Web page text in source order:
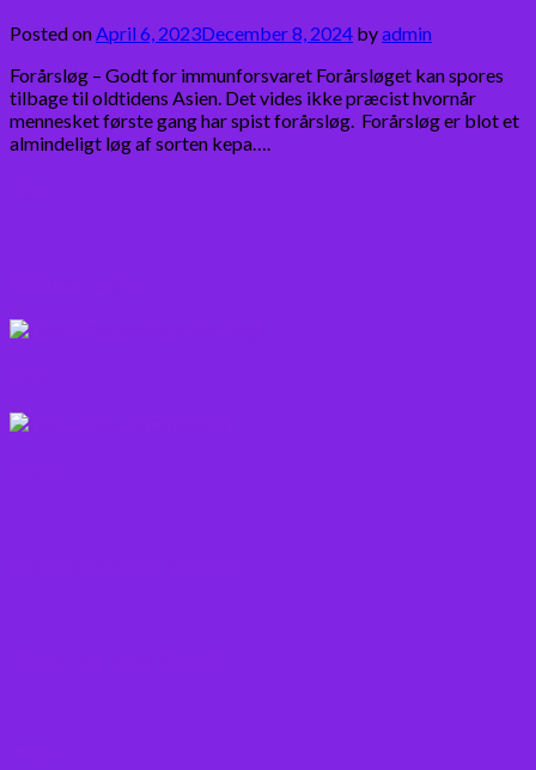
Posted on April 6, 2023December 8, 2024 byadmin
Forårsløg – Godt for immunforsvaret Forårsløget kan spores
tilbage til oldtidens Asien. Det vides ikke præcist hvornår
mennesket første gang har spist forårsløg. Forårsløg er blot et
almindeligt løg af sorten kepa….